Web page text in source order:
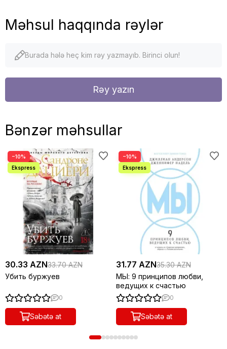
Məhsul haqqında rəylər
Burada hələ heç kim rəy yazmayıb. Birinci olun!
Rəy yazın
Bənzər məhsullar
−10%
30.33 AZN33.70 AZN
Убить буржуев
0
Səbətə at
−10%
31.77 AZN35.30 AZN
МЫ: 9 принципов любви,
ведущих к счастью
0
Səbətə at